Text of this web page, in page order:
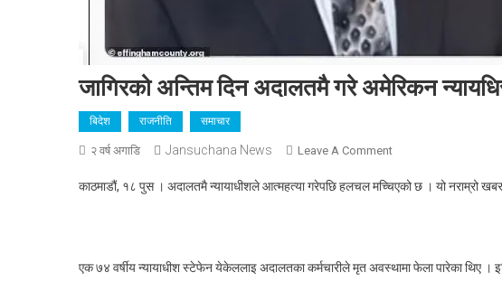
जागिरको अन्तिम दिन अदालतमै गरे अमेरिकन
बिदेश राजनीति समाचार
२ वर्ष अगाडि Jansuchana News Leave A CommentOn
अन्तिम
अमेरिकन
काठमाडौं, १८ पुस । अदालतमै न्यायाधीशले आत्महत्या गरेपछि हलचल मच्चिएको छ । यो नराम्रो खबर
एक ७४ वर्षीय न्यायाधीश स्टेफेन येकेललाइ अदालतका कर्मचारीले मृत अवस्थामा फेला पारेका थिए